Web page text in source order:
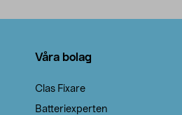
Våra bolag
Clas Fixare
Batteriexperten